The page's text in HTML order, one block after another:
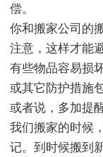
偿。
你和搬家公司的
注意，这样才能
有些物品容易损
或其它防护措施
或者说，多加提
我们搬家的时候
记。到时候搬到